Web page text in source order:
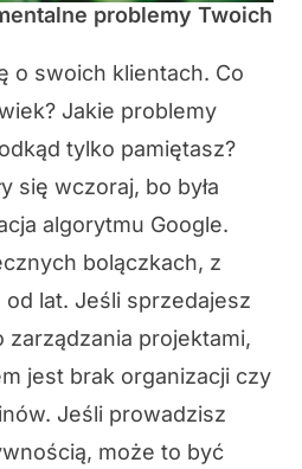
problemy Twoich
o swoich klientach. Co
Jakie problemy
tylko pamiętasz?
się wczoraj, bo była
algorytmu Google.
bolączkach, z
lat. Jeśli sprzedajesz
zarządzania projektami,
jest brak organizacji czy
Jeśli prowadzisz
może to być